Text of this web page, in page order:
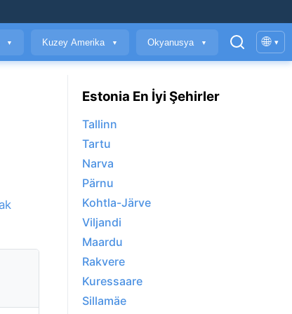
▼ Kuzey Amerika ▼ Okyanusya ▼ 🌐 ▾
Estonia En İyi Şehirler
Tallinn
Tartu
Narva
Pärnu
Kohtla-Järve
Viljandi
Maardu
Rakvere
Kuressaare
Sillamäe